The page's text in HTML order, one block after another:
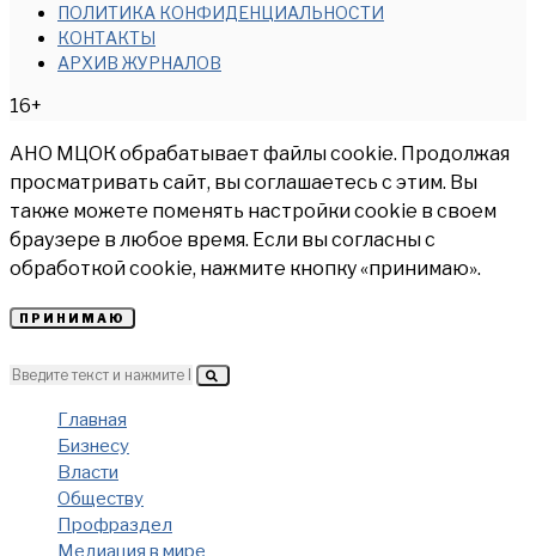
ПОЛИТИКА КОНФИДЕНЦИАЛЬНОСТИ
КОНТАКТЫ
АРХИВ ЖУРНАЛОВ
16+
АНО МЦОК обрабатывает файлы cookie. Продолжая
просматривать сайт, вы соглашаетесь с этим. Вы
также можете поменять настройки cookie в своем
браузере в любое время. Если вы согласны с
обработкой cookie, нажмите кнопку «принимаю».
ПРИНИМАЮ
Главная
Бизнесу
Власти
Обществу
Профраздел
Медиация в мире